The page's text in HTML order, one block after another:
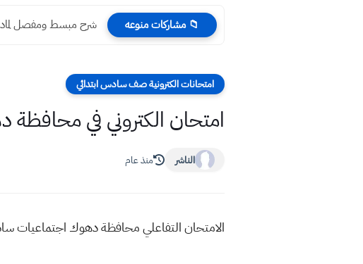
📁 مشاركات منوعه ملزمة مختصره لشرح
امتحانات الكترونية صف سادس ابتدائي
امتحان الكتروني في
الناشر منذ عام
الامتحان التفاعلي محافظة دهوك اجتماعيات